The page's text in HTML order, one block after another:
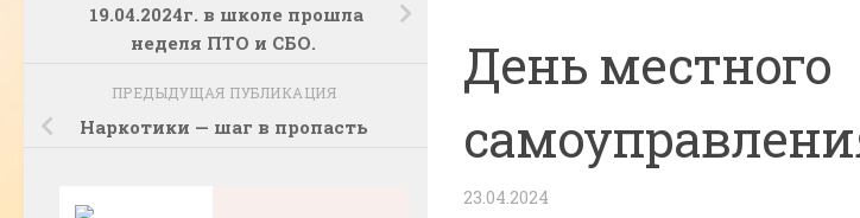
День местного
23.04.2024
19.04.2024г. в школе прошла
неделя ПТО и СБО.
ПРЕДЫДУЩАЯ ПУБЛИКАЦИЯ
Наркотики — шаг в пропасть